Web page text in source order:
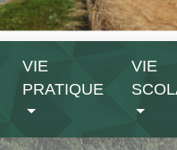
VIE
PRATIQUE
VIE